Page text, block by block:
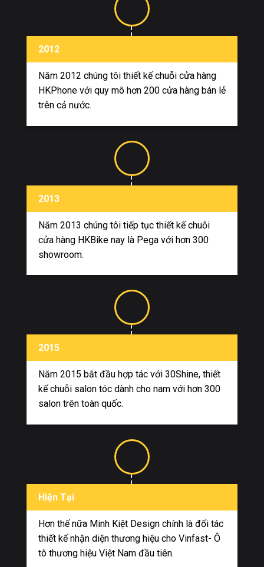
2012
Năm 2012 chúng tôi thiết kế chuỗi cửa hàng
HKPhone với quy mô hơn 200 cửa hàng bán lẻ
trên cả nước.
2013
Năm 2013 chúng tôi tiếp tục thiết kế chuỗi
cửa hàng HKBike nay là Pega với hơn 300
showroom.
2015
Năm 2015 bắt đầu hợp tác với 30Shine, thiết
kế chuỗi salon tóc dành cho nam với hơn 300
salon trên toàn quốc.
Hiện Tại
Hơn thế nữa Minh Kiệt Design chính là đối tác
thiết kế nhận diện thương hiệu cho Vinfast- Ô
tô thương hiệu Việt Nam đầu tiên.